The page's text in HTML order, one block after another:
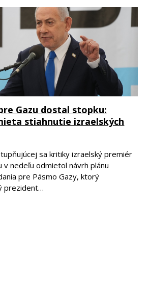
Gazu dostal stopku:
stiahnutie izraelských
sa kritiky izraelský premiér
v nedeľu odmietol návrh plánu
pre Pásmo Gazy, ktorý
prezident…